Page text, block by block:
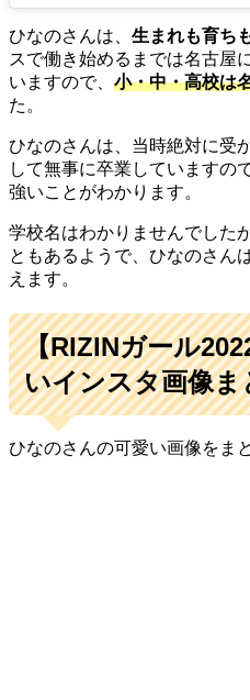
ひなのさんは、 生まれも育ち
スで働き始めるまでは名古屋
いますので、 小・中・高校は
た。
ひなのさんは、当時絶対に受
して無事に卒業していますの
強いことがわかります。
学校名はわかりませんでした
ともあるようで、ひなのさん
えます。
【RIZINガール
いインスタ画像ま
ひなのさんの可愛い画像をま